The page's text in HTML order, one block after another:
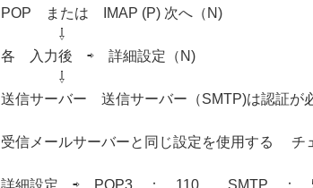
POP または IMAP (P) 次へ（N)
⇩
各 入力後 ⇨ 詳細設定（N)
⇩
送信サーバー 送信サーバー（SMTP)は認証
受信メールサーバーと同じ設定を使用する チ
詳細設定 ⇨ POP3 ： 110